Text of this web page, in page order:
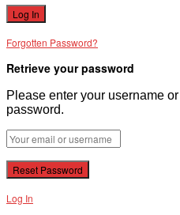
Forgotten Password?
Retrieve your password
Please enter your username
password.
Log In